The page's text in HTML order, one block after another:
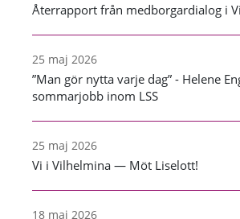
Återrapport från medborgardialog i
25 maj 2026
”Man gör nytta varje dag” - Helene
sommarjobb inom LSS
25 maj 2026
Vi i Vilhelmina — Möt Liselott!
18 maj 2026